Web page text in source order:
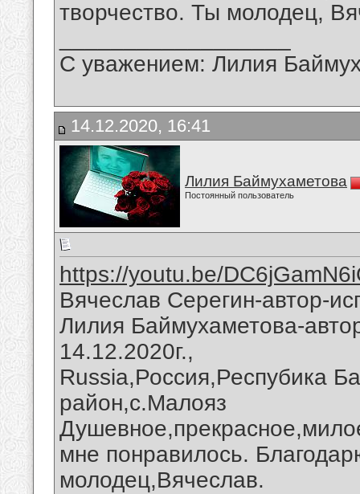
творчество. Ты молодец,
С уважением: Лилия
14.12.2020, 16:41
Лилия Баймухаметова
Постоянный пользователь
https://youtu.be/
Вячеслав Серегин-автор-
Лилия Баймухаметова-
14.12.2020г.,
Russia,Россия,Респубика
район,с.Малояз
мне понравилось.
молодец,Вячеслав.